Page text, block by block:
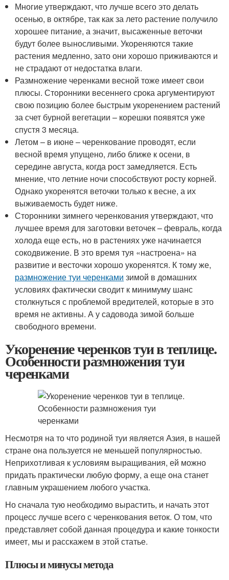
Многие утверждают, что лучше всего это делать
осенью, в октябре, так как за лето растение получило
хорошее питание, а значит, высаженные веточки
будут более выносливыми. Укореняются такие
растения медленно, зато они хорошо приживаются и
не страдают от недостатка влаги.
Размножение черенками весной тоже имеет свои
плюсы. Сторонники весеннего срока аргументируют
свою позицию более быстрым укоренением растений
за счет бурной вегетации – корешки появятся уже
спустя 3 месяца.
Летом – в июне – черенкование проводят, если
весной время упущено, либо ближе к осени, в
середине августа, когда рост замедляется. Есть
мнение, что летние ночи способствуют росту корней.
Однако укоренятся веточки только к весне, а их
выживаемость будет ниже.
Сторонники зимнего черенкования утверждают, что
лучшее время для заготовки веточек – февраль, когда
холода еще есть, но в растениях уже начинается
сокодвижение. В это время туя «настроена» на
развитие и весточки хорошо укоренятся. К тому же,
размножение туи черенками зимой в домашних
условиях фактически сводит к минимуму шанс
столкнуться с проблемой вредителей, которые в это
время не активны. А у садовода зимой больше
свободного времени.
Укоренение черенков туи в теплице.
Особенности размножения туи
черенками
Несмотря на то что родиной туи является Азия, в нашей
стране она пользуется не меньшей популярностью.
Неприхотливая к условиям выращивания, ей можно
придать практически любую форму, а еще она станет
главным украшением любого участка.
Но сначала тую необходимо вырастить, и начать этот
процесс лучше всего с черенкования веток. О том, что
представляет собой данная процедура и какие тонкости
имеет, мы и расскажем в этой статье.
Плюсы и минусы метода